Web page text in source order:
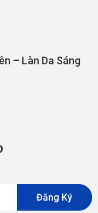
– Làn Da Sáng
Đăng Ký